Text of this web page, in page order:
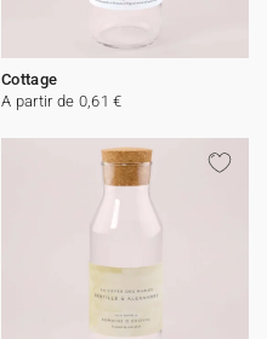
Cottage
A partir de 0,61 €